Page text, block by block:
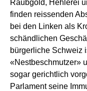
Raubgold, Hehlerei
finden reissenden
bei den Linken als
schändlichen
bürgerliche Schweiz
«Nestbeschmutzer»
sogar gerichtlich
Parlament seine